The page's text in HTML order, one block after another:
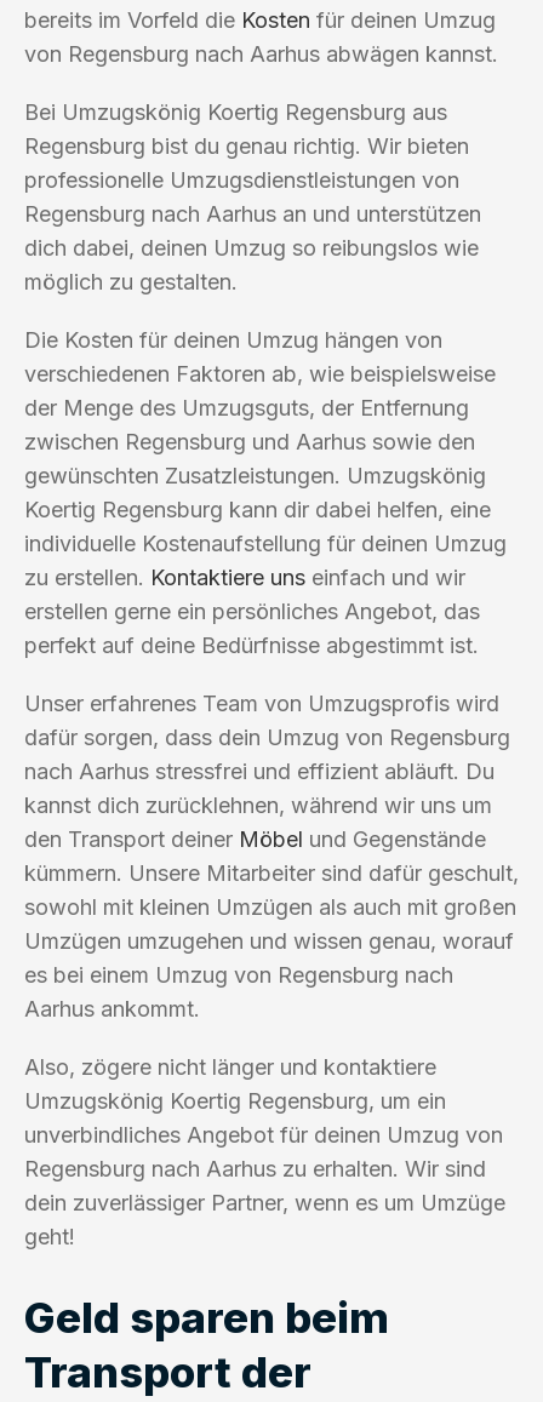
bereits im Vorfeld die Kosten für deinen Umzug
von Regensburg nach Aarhus abwägen kannst.
Bei Umzugskönig Koertig Regensburg aus
Regensburg bist du genau richtig. Wir bieten
professionelle Umzugsdienstleistungen von
Regensburg nach Aarhus an und unterstützen
dich dabei, deinen Umzug so reibungslos wie
möglich zu gestalten.
Die Kosten für deinen Umzug hängen von
verschiedenen Faktoren ab, wie beispielsweise
der Menge des Umzugsguts, der Entfernung
zwischen Regensburg und Aarhus sowie den
gewünschten Zusatzleistungen. Umzugskönig
Koertig Regensburg kann dir dabei helfen, eine
individuelle Kostenaufstellung für deinen Umzug
zu erstellen. Kontaktiere uns einfach und wir
erstellen gerne ein persönliches Angebot, das
perfekt auf deine Bedürfnisse abgestimmt ist.
Unser erfahrenes Team von Umzugsprofis wird
dafür sorgen, dass dein Umzug von Regensburg
nach Aarhus stressfrei und effizient abläuft. Du
kannst dich zurücklehnen, während wir uns um
den Transport deiner Möbel und Gegenstände
kümmern. Unsere Mitarbeiter sind dafür geschult,
sowohl mit kleinen Umzügen als auch mit großen
Umzügen umzugehen und wissen genau, worauf
es bei einem Umzug von Regensburg nach
Aarhus ankommt.
Also, zögere nicht länger und kontaktiere
Umzugskönig Koertig Regensburg, um ein
unverbindliches Angebot für deinen Umzug von
Regensburg nach Aarhus zu erhalten. Wir sind
dein zuverlässiger Partner, wenn es um Umzüge
geht!
Geld sparen beim
Transport der